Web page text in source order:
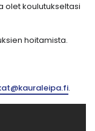
olet koulutukseltasi
hoitamista.
.